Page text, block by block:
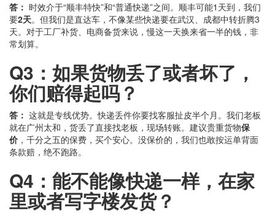
答： 时效介于“顺丰特快”和“普通快递”之间。顺丰可能1天到，我们
要2天。但我们是直达车，不像某些快递要在武汉、成都中转折腾3
天。对于工厂补货、电商备货来说，慢这一天换来省一半的钱，非
常划算。
Q3：如果货物丢了或者坏了，
你们赔得起吗？
答： 这就是专线优势。快递丢件你要找客服扯皮半个月。我们老板
就在广州太和，货丢了直接找老板，现场转账。建议贵重货物保
价 ，千分之五的保费，买个安心。没保价的，我们也敢按运单背面
条款赔，绝不跑路。
Q4：能不能像快递一样，在家
里或者写字楼发货？